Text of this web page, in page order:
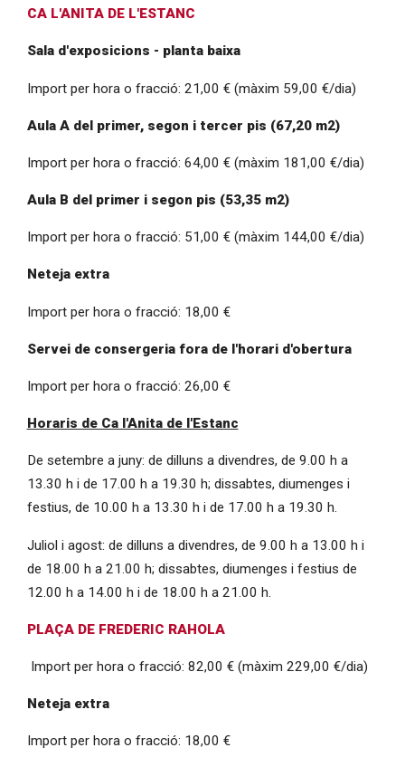
CA L'ANITA DE L'ESTANC
Sala d'exposicions - planta baixa
Import per hora o fracció: 21,00 € (màxim 59,00 €/dia)
Aula A del primer, segon i tercer pis (67,20 m2)
Import per hora o fracció: 64,00 € (màxim 181,00 €/dia)
Aula B del primer i segon pis (53,35 m2)
Import per hora o fracció: 51,00 € (màxim 144,00 €/dia)
Neteja extra
Import per hora o fracció: 18,00 €
Servei de consergeria fora de l'horari d'obertura
Import per hora o fracció: 26,00 €
Horaris de Ca l'Anita de l'Estanc
De setembre a juny: de dilluns a divendres, de 9.00 h a
13.30 h i de 17.00 h a 19.30 h; dissabtes, diumenges i
festius, de 10.00 h a 13.30 h i de 17.00 h a 19.30 h.
Juliol i agost: de dilluns a divendres, de 9.00 h a 13.00 h i
de 18.00 h a 21.00 h; dissabtes, diumenges i festius de
12.00 h a 14.00 h i de 18.00 h a 21.00 h.
PLAÇA DE FREDERIC RAHOLA
Import per hora o fracció: 82,00 € (màxim 229,00 €/dia)
Neteja extra
Import per hora o fracció: 18,00 €